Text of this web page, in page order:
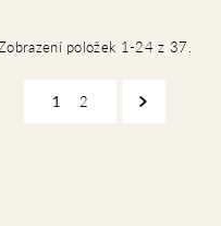
položek 1-24 z 37.
1 2